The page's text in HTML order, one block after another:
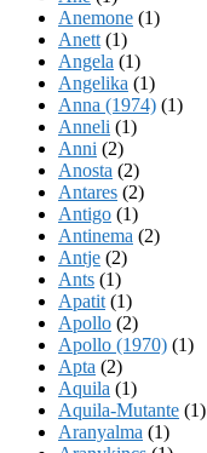
Anemone (1)
Anett (1)
Angela (1)
Angelika (1)
Anna (1974) (1)
Anneli (1)
Anni (2)
Anosta (2)
Antares (2)
Antigo (1)
Antinema (2)
Antje (2)
Ants (1)
Apatit (1)
Apollo (2)
Apollo (1970) (1)
Apta (2)
Aquila (1)
Aquila-Mutante (1)
Aranyalma (1)